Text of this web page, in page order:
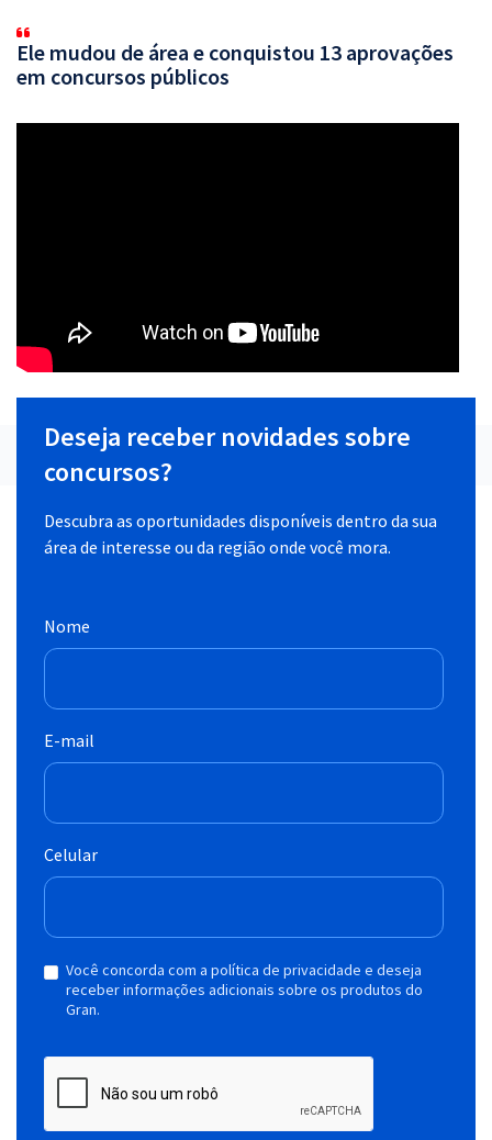
Ele mudou de área e conquistou 13 aprovações
em concursos públicos
Deseja receber novidades sobre
concursos?
Descubra as oportunidades disponíveis dentro da sua
área de interesse ou da região onde você mora.
Nome
E-mail
Celular
Você concorda com a política de privacidade e deseja
receber informações adicionais sobre os produtos do
Gran.